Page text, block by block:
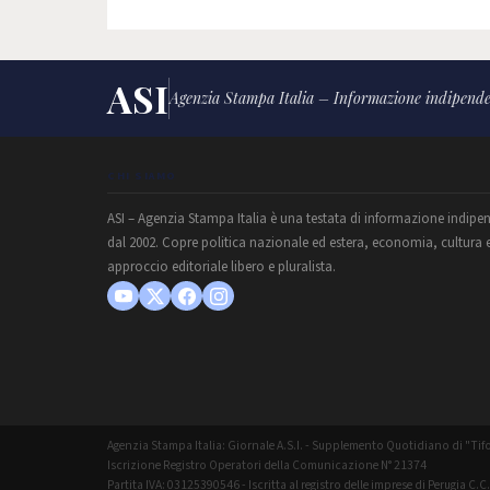
ASIAgenzia Stampa Italia – Informazione
CHI SIAMO
ASI – Agenzia Stampa Italia è una testata di informazione
dal 2002. Copre politica nazionale ed estera, economia, cultura
approccio editoriale libero e pluralista.
Agenzia Stampa Italia: Giornale A.S.I. - Supplemento Quotidiano di
Iscrizione Registro Operatori della Comunicazione N° 21374
Partita IVA: 03125390546 - Iscritta al registro delle imprese di Perugia